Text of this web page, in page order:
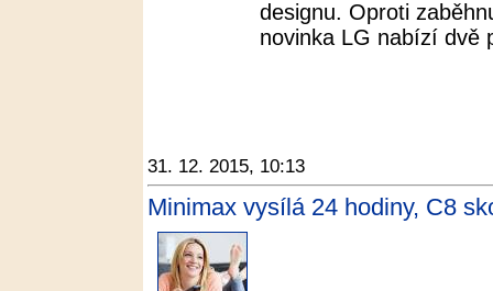
designu. Oproti
novinka LG nabízí dvě
31. 12. 2015, 10:13
Minimax vysílá 24 hodiny, C8